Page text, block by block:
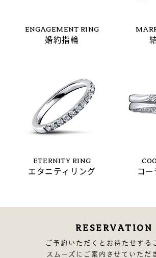
ENGAGEMENT RING
婚約指輪
ETERNITY RING
エタニティリング コ
RESERVATION
ご予約いただくとお待たせする
スムーズにご案内させていただ